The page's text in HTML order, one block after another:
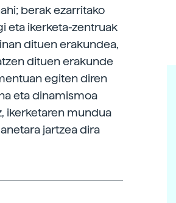
berak ezarritako
eta ikerketa-zentruak
dituen erakundea,
dituen erakunde
egiten diren
eta dinamismoa
ikerketaren mundua
jartzea dira